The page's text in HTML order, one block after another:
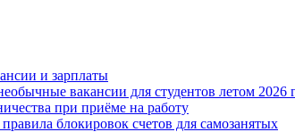
и зарплаты
вакансии для студентов летом 2026
при приёме на работу
блокировок счетов для самозанятых